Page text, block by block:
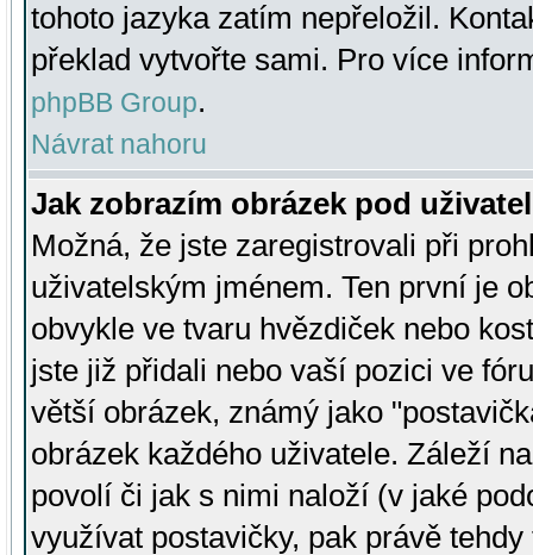
tohoto jazyka zatím nepřeložil.
překlad vytvořte sami. Pro více
phpBB Group.
Návrat nahoru
Jak zobrazím obrázek pod
Možná, že jste zaregistrovali při
uživatelským jménem. Ten první je
obvykle ve tvaru hvězdiček nebo
jste již přidali nebo vaší pozici ve
větší obrázek, známý jako
obrázek každého uživatele. Záleží
povolí či jak s nimi naloží (v jaké
využívat postavičky, pak právě